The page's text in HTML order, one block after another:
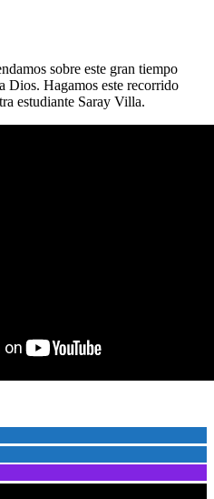
sobre este gran tiempo
Dios. Hagamos este recorrido
estudiante Saray Villa.